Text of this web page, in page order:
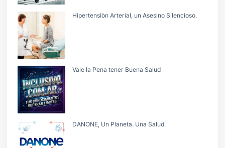
Hipertensiòn Arterial, un Asesino Silencioso.
Vale la Pena tener Buena Salud
DANONE, Un Planeta. Una Salud.